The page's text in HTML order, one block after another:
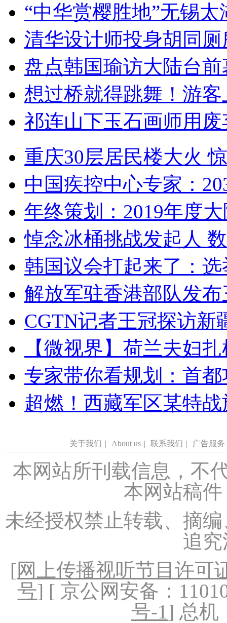
“中华赏樱胜地”无锡
清华设计师投身胡同
盘点韩国瑜访大陆台
想过桥就得跳舞！游客
祁连山下玉石画师用
重庆30层居民楼大火
中国疾控中心专家：
年终策划：2019年度
悼念冰桶挑战发起人
韩国议会打起来了：
解放军驻香港部队发
CGTN记者王冠探访新
【微视界】荷兰夫妇
专家带你看规划：首
超燃！西藏军区某特
关于我们 | About us | 联系我们 | 广告服务
本网站所刊载信息，不
本网站稿
未经授权禁止转载、摘
追
[网上传播视听节目许可
号] [ 京公网安备：
号-1] 总机